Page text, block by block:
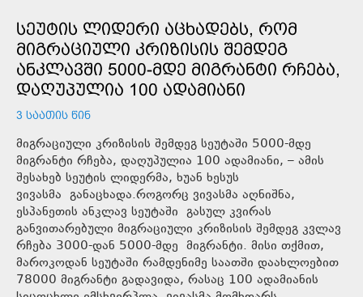
ᲡᲔᲣᲢᲘᲡ ᲚᲘᲓᲔᲠᲘ ᲐᲪᲮᲐᲓᲔᲑᲡ, ᲠᲝᲛ
ᲛᲘᲒᲠᲐᲪᲘᲣᲚᲘ ᲙᲠᲘᲖᲘᲡᲘᲡ ᲨᲔᲛᲓᲔᲒ
ᲐᲜᲙᲚᲐᲕᲨᲘ 5000-ᲛᲓᲔ ᲛᲘᲒᲠᲐᲜᲢᲘ ᲠᲩᲔᲑᲐ,
ᲓᲐᲦᲣᲞᲣᲚᲘᲐ 100 ᲐᲓᲐᲛᲘᲐᲜᲘ
3 ᲡᲐᲐᲗᲘᲡ ᲬᲘᲜ
მიგრაციული კრიზისის შემდეგ სეუტაში 5000-მდე
მიგრანტი რჩება, დაღუპულია 100 ადამიანი, – ამის
შესახებ სეუტის ლიდერმა, ხუან ხესუს
ვივასმა განაცხადა.როგორც ვივასმა აღნიშნა,
ესპანეთის ანკლავ სეუტაში გასულ კვირას
განვითარებული მიგრაციული კრიზისის შემდეგ კვლავ
რჩება 3000-დან 5000-მდე მიგრანტი. მისი თქმით,
მაროკოდან სეუტაში რამდენიმე საათში დაახლოებით
78000 მიგრანტი გადავიდა, რასაც 100 ადამიანის